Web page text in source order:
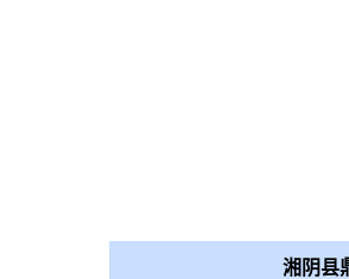
湘阴县